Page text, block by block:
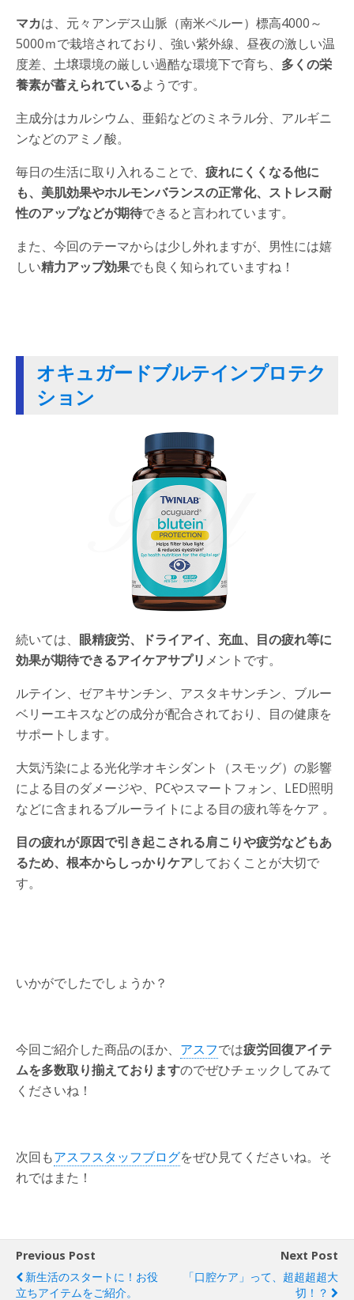
マカは、元々アンデス山脈（南米ペルー）標高4000～
5000ｍで栽培されており、強い紫外線、昼夜の激しい温
度差、土壌環境の厳しい過酷な環境下で育ち、 多くの栄
養素が蓄えられているようです。
主成分はカルシウム、亜鉛などのミネラル分、アルギニ
ンなどのアミノ酸。
毎日の生活に取り入れることで、 疲れにくくなる他に
も、美肌効果やホルモンバランスの正常化、ストレス耐
性のアップなどが期待できると言われています。
また、今回のテーマからは少し外れますが、男性には嬉
しい精力アップ効果でも良く知られていますね！
オキュガードブルテインプロテク
ション
続いては、 眼精疲労、ドライアイ、充血、目の疲れ等に
効果が期待できるアイケアサプリ メントです。
ルテイン、ゼアキサンチン、アスタキサンチン、ブルー
ベリーエキスなどの成分が配合されており、目の健康を
サポートします。
大気汚染による光化学オキシダント（スモッグ）の影響
による目のダメージや、PCやスマートフォン、LED照明
などに含まれるブルーライトによる目の疲れ等をケア 。
目の疲れが原因で引き起こされる肩こりや疲労などもあ
るため、根本からしっかりケアしておくことが大切で
す。
いかがでしたでしょうか？
今回ご紹介した商品のほか、 アスフでは疲労回復アイテ
ムを多数取り揃えておりますのでぜひチェックしてみて
くださいね！
次回もアスフスタッフブログをぜひ見てくださいね。そ
れではまた！
Previous Post
新生活のスタートに！お役
立ちアイテムをご紹介。
Next Post
「口腔ケア」って、超超超超大
切！？